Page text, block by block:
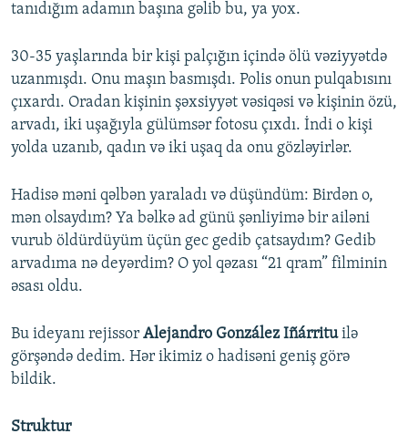
tanıdığım adamın başına gəlib bu, ya yox.
30-35 yaşlarında bir kişi palçığın içində ölü vəziyyətdə
uzanmışdı. Onu maşın basmışdı. Polis onun pulqabısını
çıxardı. Oradan kişinin şəxsiyyət vəsiqəsi və kişinin özü,
arvadı, iki uşağıyla gülümsər fotosu çıxdı. İndi o kişi
yolda uzanıb, qadın və iki uşaq da onu gözləyirlər.
Hadisə məni qəlbən yaraladı və düşündüm: Birdən o,
mən olsaydım? Ya bəlkə ad günü şənliyimə bir ailəni
vurub öldürdüyüm üçün gec gedib çatsaydım? Gedib
arvadıma nə deyərdim? O yol qəzası “21 qram” filminin
əsası oldu.
Bu ideyanı rejissor Alejandro González Iñárrituilə
görşəndə dedim. Hər ikimiz o hadisəni geniş görə
bildik.
Struktur